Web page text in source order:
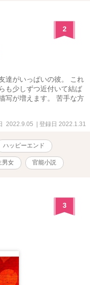
持っている。 ジェ
フィン・・・ビリーと
イル・・・翻訳エージェ
クラリッサ・・・ライ
。 ジェイミー・・・バ
ていうケータリング業を
バイト先の同僚。アメリ
っていた時に知り合った
る。 美咲ちゃん・・・
・・・ライルの会社の翻
2
達がいっぱいの彼。 これ
も少しずつ近付いて結ば
写が増えます。 苦手な方
2022.9.05 | 登録日 2022.1.31
ハッピーエンド
男女 官能小説
3